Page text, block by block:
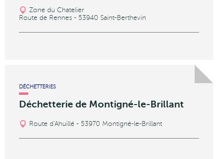
Zone du Chatelier
Route de Rennes - 53940 Saint-Berthevin
DÉCHETTERIES
Déchetterie de Montigné-le-Brillant
Route d'Ahuillé - 53970 Montigné-le-Brillant